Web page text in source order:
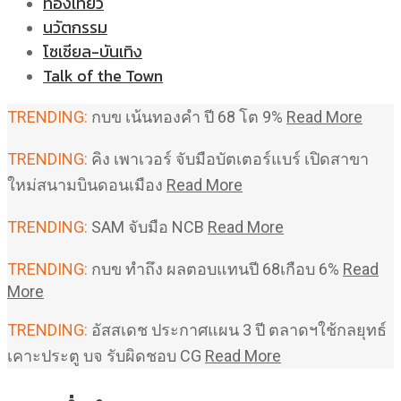
นวัตกรรม
โซเชียล-บันเทิง
Talk of the Town
TRENDING: กบข เน้นทองคำ ปี 68 โต 9% Read More
TRENDING: คิง เพาเวอร์ จับมือบัตเตอร์แบร์ เปิดสาขา
ใหม่สนามบินดอนเมือง Read More
TRENDING: SAM จับมือ NCB Read More
TRENDING: กบข ทำถึง ผลตอบแทนปี 68เกือบ 6% Read
More
TRENDING: อัสสเดช ประกาศแผน 3 ปี ตลาดฯใช้กลยุทธ์
เคาะประตู บจ รับผิดชอบ CG Read More